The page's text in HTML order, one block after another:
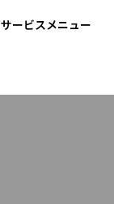
サービスメニュー